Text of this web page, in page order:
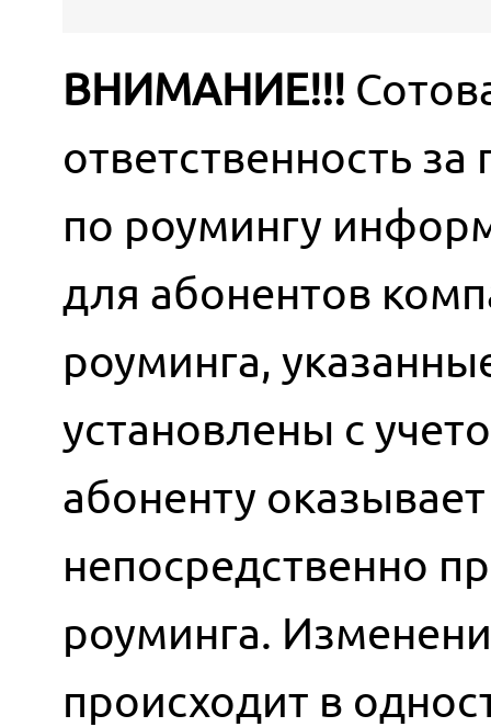
ВНИМАНИЕ!!!
ответственность
по роумингу
для абонентов
роуминга,
установлены с
абоненту
непосредственно
роуминга.
происходит в